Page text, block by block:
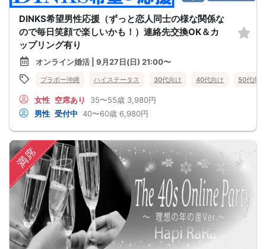
DINKS希望男性応援（ずっと恋人同士の様な関係な
ので毎日笑顔で楽しいかも！）連絡先交換OK＆カ
ップリング有り
オンライン婚活 | 9月27日(日) 21:00〜
ブラボー沖縄 ハイステータス 30代向け 40代向け 50代向け
女性 空席あり 35〜55歳 3,980円
男性 受付中 40〜60歳 6,980円
満席